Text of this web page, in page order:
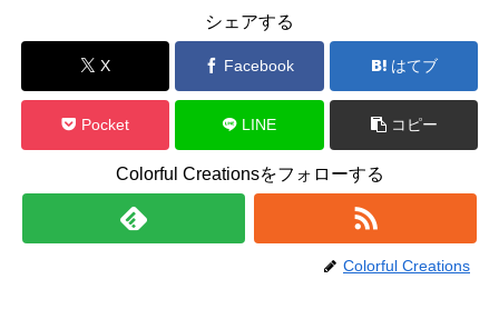
シェアする
X Facebook はてブ
Pocket LINE コピー
Colorful Creationsをフォローする
Colorful Creations